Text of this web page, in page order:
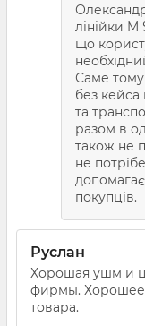
лінійки M
що
Саме тому
без кейса
та
разом в
також не
не
покупців.
Руслан
Хорошая ушм и
фирмы. Хорошее
товара.